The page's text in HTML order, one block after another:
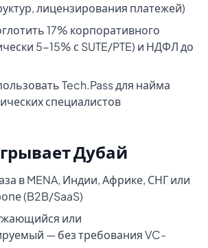
лицензирования платежей)
17% корпоративного
5-15% с SUTE/PTE) и НДФЛ до
Tech.Pass для найма
специалистов
Дубай
в MENA, Индии, Африке, СНГ или
(B2B/SaaS)
или
— без требования VC-